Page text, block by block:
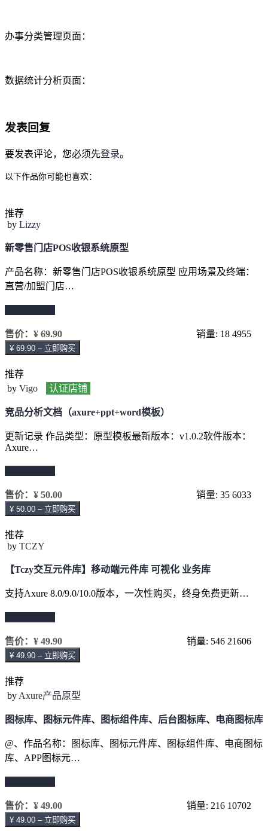
办事分类管理页面：
数据统计分析页面：
发表回复
要发表评论，您必须先登录。
以下作品你可能也喜欢：
推荐
by Lizzy
新零售门店POS收银系统原型
产品名称：新零售门店POS收银系统原型 应用场景及终端：
直营/加盟门店…
售价： ¥ 69.90 销量: 18 4955
¥ 69.90 – 立即购买
推荐
by Vigo 认证店铺
竞品分析文档（axure+ppt+word模板）
更新记录 作品类型：原型模板最新版本：v1.0.2软件版本：
Axure…
售价： ¥ 50.00 销量: 35 6033
¥ 50.00 – 立即购买
推荐
by TCZY
【Tczy交互元件库】移动端元件库 可视化 业务库
支持Axure 8.0/9.0/10.0版本，一次性购买，终身免费更新…
售价： ¥ 49.90 销量: 546 21606
¥ 49.90 – 立即购买
推荐
by Axure产品原型
图标库、图标元件库、图标组件库、后台图标库、电商图标库
@、作品名称：图标库、图标元件库、图标组件库、电商图标
库、APP图标元…
售价： ¥ 49.00 销量: 216 10702
¥ 49.00 – 立即购买